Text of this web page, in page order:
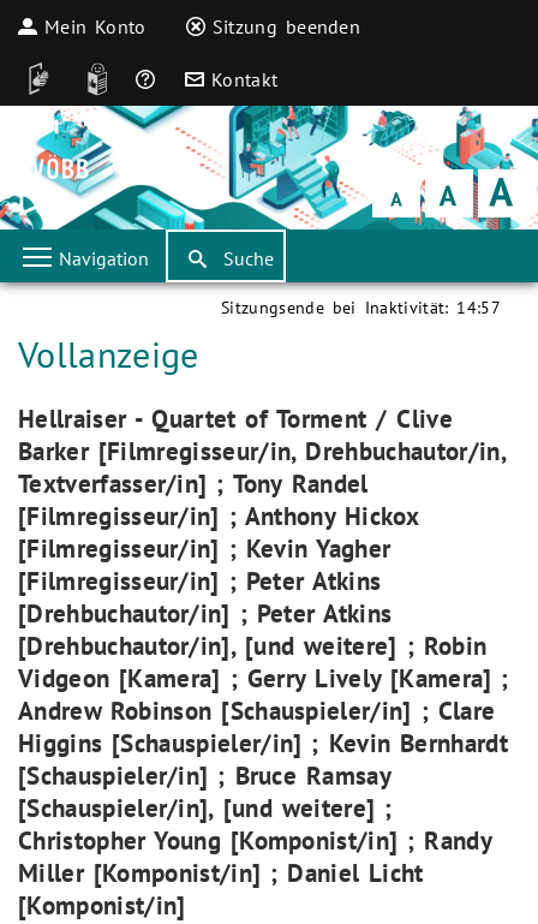
Mein Konto Sitzung beenden
DGS Leichte Sprache
Häufige Fragen
Kontakt
Schrift
klein Schrift
normal Schrift
groß
Navigation Suche
Sitzungsende bei Inaktivität: 14:57
Aktuelle Seite:
Vollanzeige
Aktuelle Seite:
Hellraiser - Quartet of Torment / Clive
Barker [Filmregisseur/in, Drehbuchautor/in,
Textverfasser/in] ; Tony Randel
[Filmregisseur/in] ; Anthony Hickox
[Filmregisseur/in] ; Kevin Yagher
[Filmregisseur/in] ; Peter Atkins
[Drehbuchautor/in] ; Peter Atkins
[Drehbuchautor/in], [und weitere] ; Robin
Vidgeon [Kamera] ; Gerry Lively [Kamera] ;
Andrew Robinson [Schauspieler/in] ; Clare
Higgins [Schauspieler/in] ; Kevin Bernhardt
[Schauspieler/in] ; Bruce Ramsay
[Schauspieler/in], [und weitere] ;
Christopher Young [Komponist/in] ; Randy
Miller [Komponist/in] ; Daniel Licht
[Komponist/in]